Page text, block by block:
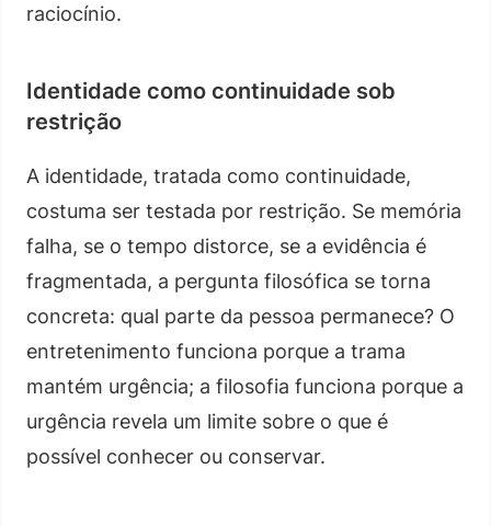
raciocínio.
Identidade como continuidade sob
restrição
A identidade, tratada como continuidade,
costuma ser testada por restrição. Se memória
falha, se o tempo distorce, se a evidência é
fragmentada, a pergunta filosófica se torna
concreta: qual parte da pessoa permanece? O
entretenimento funciona porque a trama
mantém urgência; a filosofia funciona porque a
urgência revela um limite sobre o que é
possível conhecer ou conservar.